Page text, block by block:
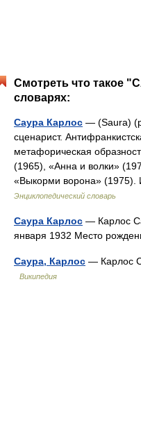
Смотреть что такое
словарях:
Саура Карлос — (Saura)
сценарист.
метафорическая
(1965), «Анна и волки»
«Выкорми ворона» (1975).
Энциклопедический словарь
Саура Карлос — Карлос
января 1932 Место
Саура, Карлос — Карлос
Википедия